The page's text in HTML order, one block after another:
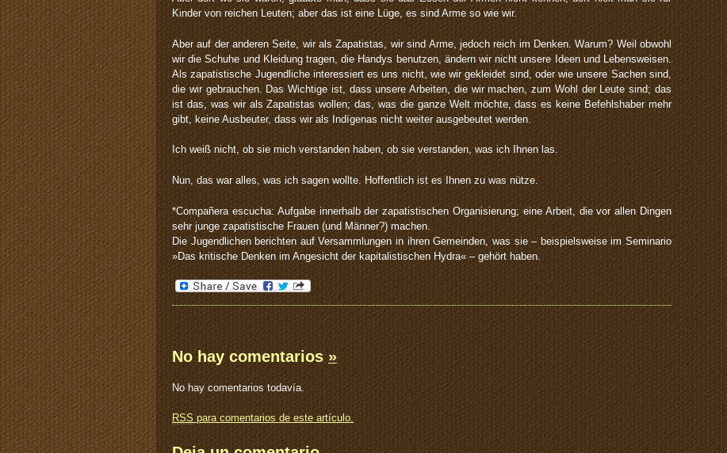
Kinder von reichen Leuten; aber das ist eine Lüge, es sind Arme so wie wir.
Aber auf der anderen Seite, wir als Zapatistas, wir sind Arme, jedoch reich im Denken. Warum? Weil obwohl
wir die Schuhe und Kleidung tragen, die Handys benutzen, ändern wir nicht unsere Ideen und Lebensweisen.
Als zapatistische Jugendliche interessiert es uns nicht, wie wir gekleidet sind, oder wie unsere Sachen sind,
die wir gebrauchen. Das Wichtige ist, dass unsere Arbeiten, die wir machen, zum Wohl der Leute sind; das
ist das, was wir als Zapatistas wollen; das, was die ganze Welt möchte, dass es keine Befehlshaber mehr
gibt, keine Ausbeuter, dass wir als Indígenas nicht weiter ausgebeutet werden.
Ich weiß nicht, ob sie mich verstanden haben, ob sie verstanden, was ich Ihnen las.
Nun, das war alles, was ich sagen wollte. Hoffentlich ist es Ihnen zu was nütze.
*Compañera escucha: Aufgabe innerhalb der zapatistischen Organisierung; eine Arbeit, die vor allen Dingen
sehr junge zapatistische Frauen (und Männer?) machen.
Die Jugendlichen berichten auf Versammlungen in ihren Gemeinden, was sie – beispielsweise im Seminario
»Das kritische Denken im Angesicht der kapitalistischen Hydra« – gehört haben.
No hay comentarios »
No hay comentarios todavía.
RSS para comentarios de este artículo.